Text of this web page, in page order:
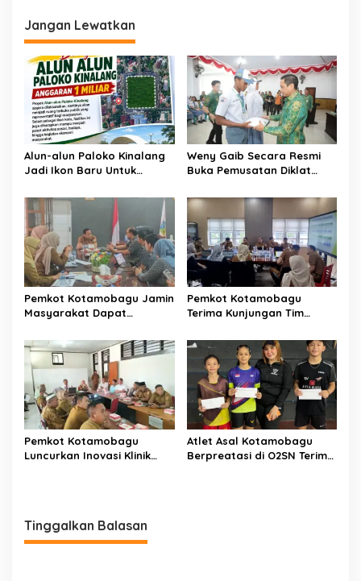
a
s
p
o
s
Jangan Lewatkan
Alun-alun Paloko Kinalang
Jadi Ikon Baru Untuk
Kotamobagu
Weny Gaib Secara Resmi
Buka Pemusatan Diklat
Kotamobagu
Pemkot Kotamobagu Jamin
Masyarakat Dapat
Pemkot Kotamobagu
Terima Kunjungan Tim
Pemkot Kotamobagu
Luncurkan Inovasi Klinik
Atlet Asal Kotamobagu
Berpreatasi di O2SN Terima
Tinggalkan Balasan